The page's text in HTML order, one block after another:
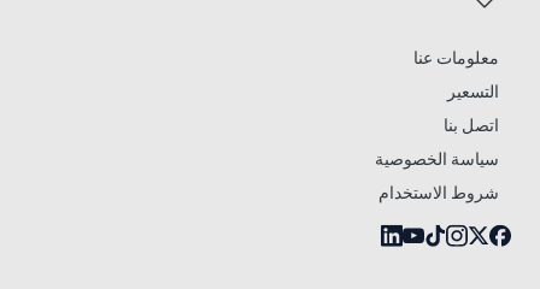
معلومات عنا
التسعير
اتصل بنا
سياسة الخصوصية
شروط الاستخدام